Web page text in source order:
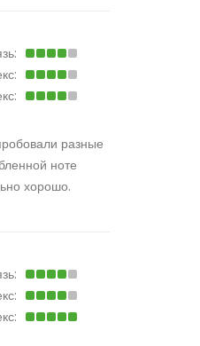
разные
ноте
хорошо.